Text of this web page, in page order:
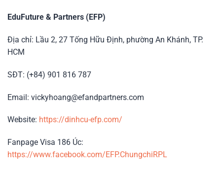
EduFuture & Partners (EFP)
Địa chỉ: Lầu 2, 27 Tống Hữu Định, phường An Khánh, TP.
HCM
SĐT: (+84) 901 816 787
Email: vickyhoang@efandpartners.com
Website: https://dinhcu-efp.com/
Fanpage Visa 186 Úc:
https://www.facebook.com/EFP.ChungchiRPL